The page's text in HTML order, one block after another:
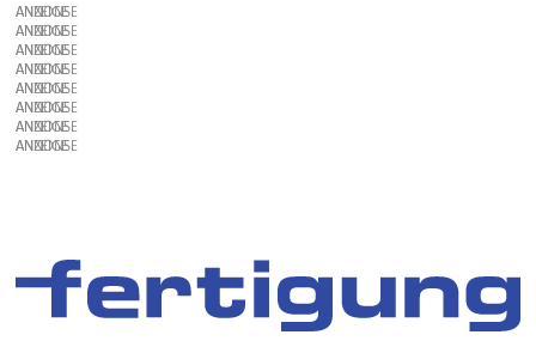
ANZEIGE
ANZEIGE
ANZEIGE
ANZEIGE
ANZEIGE
ANZEIGE
ANZEIGE
ANZEIGE